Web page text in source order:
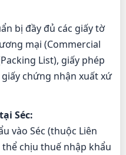
bị đầy đủ các giấy tờ
mại (Commercial
List), giấy phép
chứng nhận xuất xứ
Séc:
vào Séc (thuộc Liên
thể chịu thuế nhập khẩu